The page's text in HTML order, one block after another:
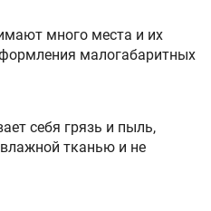
много места и их
малогабаритных
себя грязь и пыль,
тканью и не